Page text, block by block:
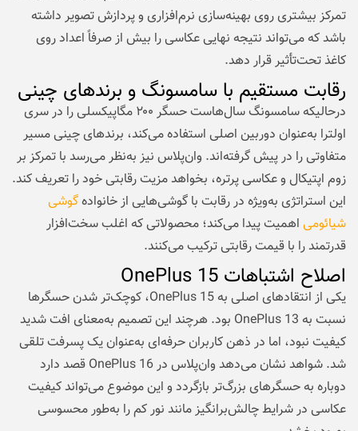
تمرکز بیشتری روی بهینه‌سازی نرم‌افزاری و پردازش تصویر داشته
باشد که می‌تواند نتیجه نهایی عکاسی را بیش از صرفاً اعداد روی
کاغذ تحت‌تأثیر قرار دهد.
رقابت مستقیم با سامسونگ و برندهای چینی
درحالیکه سامسونگ سال‌هاست حسگر ۲۰۰ مگاپیکسلی را در سری
اولترا به‌عنوان دوربین اصلی استفاده می‌کند، برندهای چینی مسیر
متفاوتی را در پیش گرفته‌اند. وان‌پلاس نیز به‌نظر می‌رسد با تمرکز بر
زوم اپتیکال و عکاسی پرتره، بخواهد مزیت رقابتی خود را تعریف کند.
این استراتژی به‌ویژه در رقابت با گوشی‌هایی از خانوادهگوشی
شیائومی اهمیت پیدا می‌کند؛ محصولاتی که اغلب سخت‌افزار
قدرتمند را با قیمت رقابتی ترکیب می‌کنند.
اصلاح اشتباهات OnePlus 15
یکی از انتقادهای اصلی به OnePlus 15، کوچک‌تر شدن حسگرها
نسبت به OnePlus 13 بود. هرچند این تصمیم به‌معنای افت شدید
کیفیت نبود، اما در ذهن کاربران حرفه‌ای به‌عنوان یک پسرفت تلقی
شد. شواهد نشان می‌دهد وان‌پلاس در OnePlus 16 قصد دارد
دوباره به حسگرهای بزرگ‌تر بازگردد و این موضوع می‌تواند کیفیت
عکاسی در شرایط چالش‌برانگیز مانند نور کم را به‌طور محسوسی